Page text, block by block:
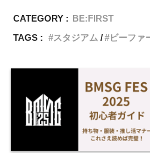
CATEGORY : BE:FIRST
TAGS :
スタジアム ビーファ